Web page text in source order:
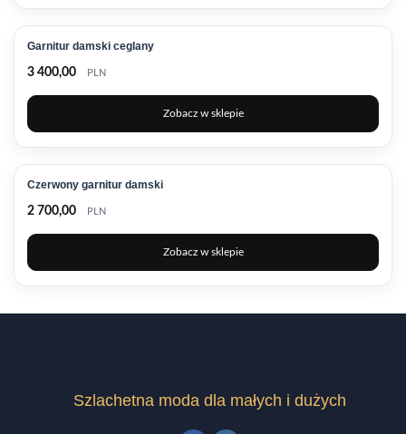
Garnitur damski ceglany
3 400,00 PLN
Zobacz w sklepie
Czerwony garnitur damski
2 700,00 PLN
Zobacz w sklepie
Szlachetna moda dla małych i dużych